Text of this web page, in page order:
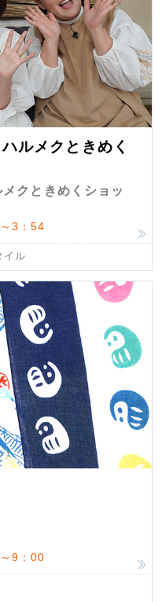
ルメクときめく
クときめくショッ
3：54
イル
9：00